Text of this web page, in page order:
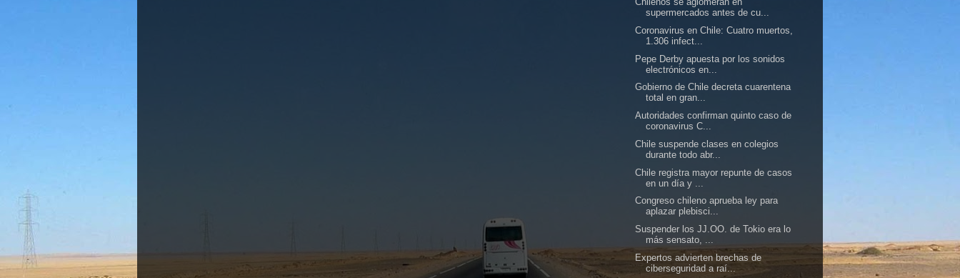
supermercados antes de cu...
Coronavirus en Chile: Cuatro muertos,
1.306 infect...
Pepe Derby apuesta por los sonidos
electrónicos en...
Gobierno de Chile decreta cuarentena
total en gran...
Autoridades confirman quinto caso de
coronavirus C...
Chile suspende clases en colegios
durante todo abr...
Chile registra mayor repunte de casos
en un día y ...
Congreso chileno aprueba ley para
aplazar plebisci...
Suspender los JJ.OO. de Tokio era lo
más sensato, ...
Expertos advierten brechas de
ciberseguridad a raí...